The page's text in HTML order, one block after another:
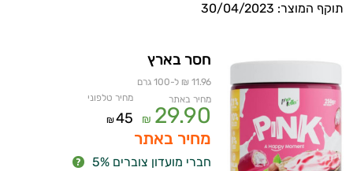
תוקף המוצר: 30/04/2023
חסר בארץ
11.96 ₪ ל-100 גרם
מחיר באתר
29.90
₪
מחיר טלפוני
45
₪
מחיר באתר
חברי מועדון צוברים 5%